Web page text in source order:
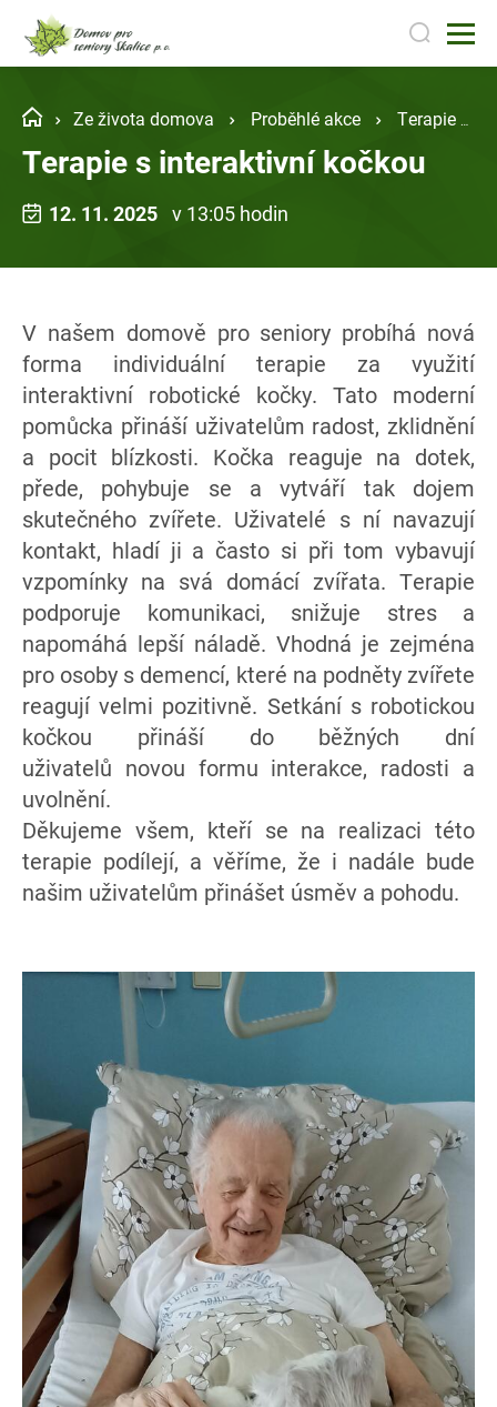
Ze života domova Proběhlé akce Terapie s interaktivní kočkou
Terapie s interaktivní kočkou
12. 11. 2025 v 13:05 hodin
V našem domově pro seniory probíhá nová
forma individuální terapie za využití
interaktivní robotické kočky. Tato moderní
pomůcka přináší uživatelům radost, zklidnění
a pocit blízkosti. Kočka reaguje na dotek,
přede, pohybuje se a vytváří tak dojem
skutečného zvířete. Uživatelé s ní navazují
kontakt, hladí ji a často si při tom vybavují
vzpomínky na svá domácí zvířata. Terapie
podporuje komunikaci, snižuje stres a
napomáhá lepší náladě. Vhodná je zejména
pro osoby s demencí, které na podněty zvířete
reagují velmi pozitivně. Setkání s robotickou
kočkou přináší do běžných dní
uživatelů novou formu interakce, radosti a
uvolnění.
Děkujeme všem, kteří se na realizaci této
terapie podílejí, a věříme, že i nadále bude
našim uživatelům přinášet úsměv a pohodu.